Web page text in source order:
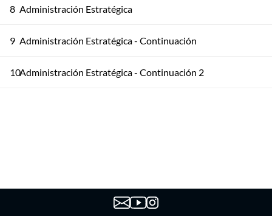
8 Administración Estratégica
9 Administración Estratégica - Continuación
10Administración Estratégica - Continuación 2